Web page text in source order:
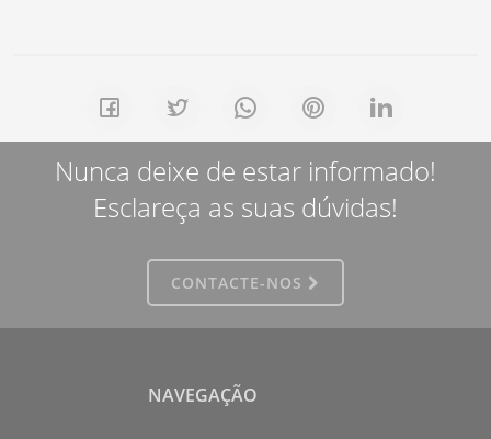
Nunca deixe de estar informado!
Esclareça as suas dúvidas!
CONTACTE-NOS
NAVEGAÇÃO